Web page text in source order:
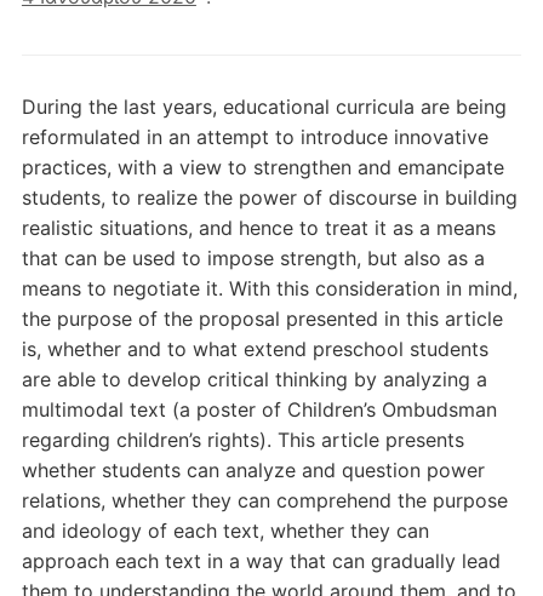
During the last years, educational curricula are being
reformulated in an attempt to introduce innovative
practices, with a view to strengthen and emancipate
students, to realize the power of discourse in building
realistic situations, and hence to treat it as a means
that can be used to impose strength, but also as a
means to negotiate it. With this consideration in mind,
the purpose of the proposal presented in this article
is, whether and to what extend preschool students
are able to develop critical thinking by analyzing a
multimodal text (a poster of Children’s Ombudsman
regarding children’s rights). This article presents
whether students can analyze and question power
relations, whether they can comprehend the purpose
and ideology of each text, whether they can
approach each text in a way that can gradually lead
them to understanding the world around them, and to